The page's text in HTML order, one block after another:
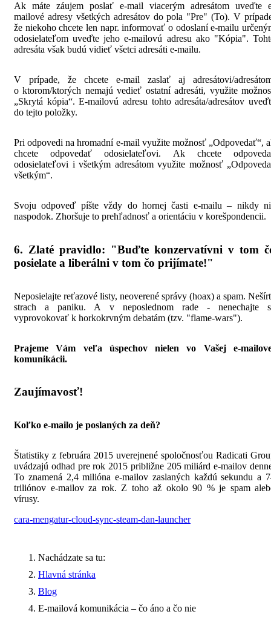
Ak máte záujem poslať e-mail viacerým adresátom uveďte
mailové adresy všetkých adresátov do pola "Pre" (To). V
že niekoho chcete len napr. informovať o odoslaní e-mailu
odosielateľom uveďte jeho e-mailovú adresu ako "Kópia".
adresáta však budú vidieť všetci adresáti e-mailu.
V prípade, že chcete e-mail zaslať aj adresátovi/
o ktorom/ktorých nemajú vedieť ostatní adresáti, využite
„Skrytá kópia“. E-mailovú adresu tohto adresáta/adresátov
do tejto položky.
Pri odpovedi na hromadní e-mail využite možnosť „Odpovedať“,
chcete odpovedať odosielateľovi. Ak chcete
odosielateľovi i všetkým adresátom využite možnosť
všetkým“.
Svoju odpoveď píšte vždy do hornej časti e-mailu – nikdy
naspodok. Zhoršuje to prehľadnosť a orientáciu v korešpondencii.
6. Zlaté pravidlo: "Buďte konzervatívni v tom
posielate a liberálni v tom čo prijímate!"
Neposielajte reťazové listy, neoverené správy (hoax) a spam.
strach a paniku. A v neposlednom rade - nenechajte
vyprovokovať k horkokrvným debatám (tzv. "flame-wars").
Prajeme Vám veľa úspechov nielen vo Vašej e-
komunikácii.
Zaujímavosť!
Koľko e-mailo je poslaných za deň?
Štatistiky z februára 2015 uverejnené spoločnosťou Radicati
uvádzajú odhad pre rok 2015 približne 205 miliárd e-mailov
To znamená 2,4 milióna e-mailov zaslaných každú sekundu a
triliónov e-mailov za rok. Z toho až okolo 90 % je spam
vírusy.
cara-mengatur-cloud-sync-steam-dan-launcher
Nachádzate sa tu:
Hlavná stránka
Blog
E-mailová komunikácia – čo áno a čo nie